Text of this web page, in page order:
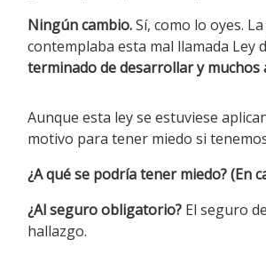
Ningún cambio.Sí, como lo oyes.
contemplaba esta mal llamada Ley
terminado de desarrollar y muchos
Aunque esta ley se estuviese
motivo para tener miedo si
¿A qué se podría tener miedo? (En
¿Al seguro obligatorio? El seguro
hallazgo.